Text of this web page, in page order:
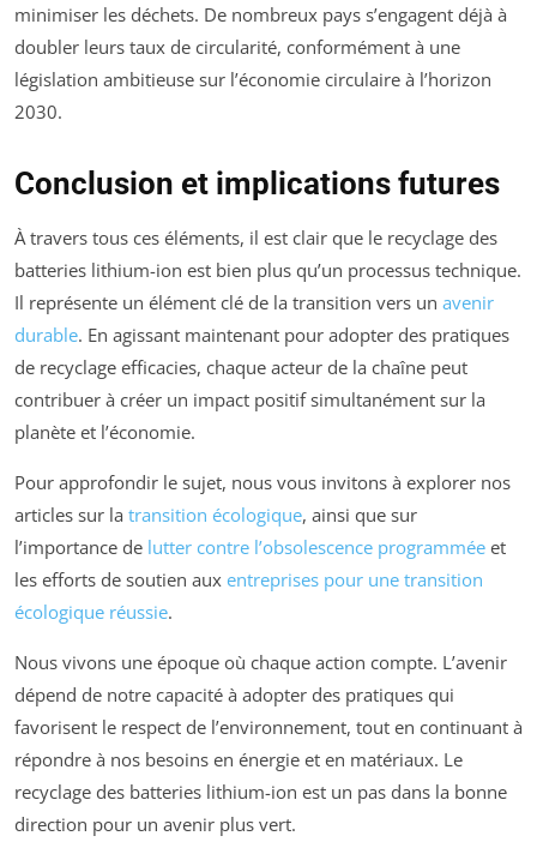
minimiser les déchets. De nombreux pays s’engagent déjà à
doubler leurs taux de circularité, conformément à une
législation ambitieuse sur l’économie circulaire à l’horizon
2030.
Conclusion et implications futures
À travers tous ces éléments, il est clair que le recyclage des
batteries lithium-ion est bien plus qu’un processus technique.
Il représente un élément clé de la transition vers un avenir
durable. En agissant maintenant pour adopter des pratiques
de recyclage efficacies, chaque acteur de la chaîne peut
contribuer à créer un impact positif simultanément sur la
planète et l’économie.
Pour approfondir le sujet, nous vous invitons à explorer nos
articles sur la transition écologique, ainsi que sur
l’importance de lutter contre l’obsolescence programmée et
les efforts de soutien aux entreprises pour une transition
écologique réussie.
Nous vivons une époque où chaque action compte. L’avenir
dépend de notre capacité à adopter des pratiques qui
favorisent le respect de l’environnement, tout en continuant à
répondre à nos besoins en énergie et en matériaux. Le
recyclage des batteries lithium-ion est un pas dans la bonne
direction pour un avenir plus vert.